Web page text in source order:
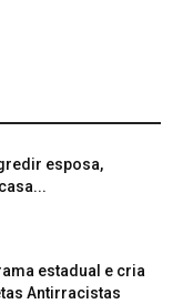
esposa,
estadual e cria
Antirracistas